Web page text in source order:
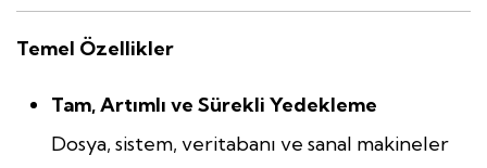
Temel Özellikler
Tam, Artımlı ve Sürekli Yedekleme
Dosya, sistem, veritabanı ve sanal makineler